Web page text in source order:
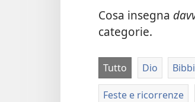
Cosa insegna
categorie.
Tutto Dio
Feste e ricorrenze